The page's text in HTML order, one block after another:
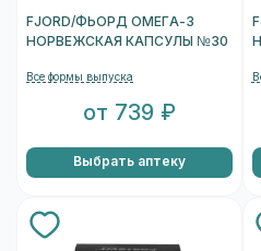
FJORD/ФЬОРД ОМЕГА-3
НОРВЕЖСКАЯ КАПСУЛЫ №30
Все формы выпуска
от 739 ₽
Выбрать аптеку